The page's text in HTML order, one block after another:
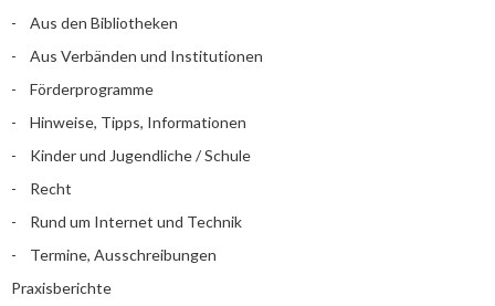
Aus den Bibliotheken
Aus Verbänden und Institutionen
Förderprogramme
Hinweise, Tipps, Informationen
Kinder und Jugendliche / Schule
Recht
Rund um Internet und Technik
Termine, Ausschreibungen
Praxisberichte